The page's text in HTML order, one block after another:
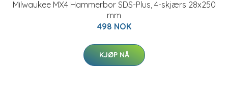
Milwaukee MX4 Hammerbor SDS-Plus, 4-skjærs 28x250
mm
498 NOK
KJØP NÅ